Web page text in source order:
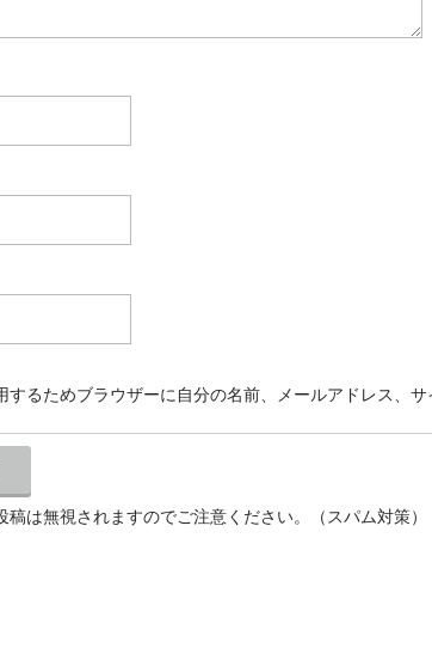
するためブラウザーに自分の名前、メールアドレス、
稿は無視されますのでご注意ください。（スパム対策）